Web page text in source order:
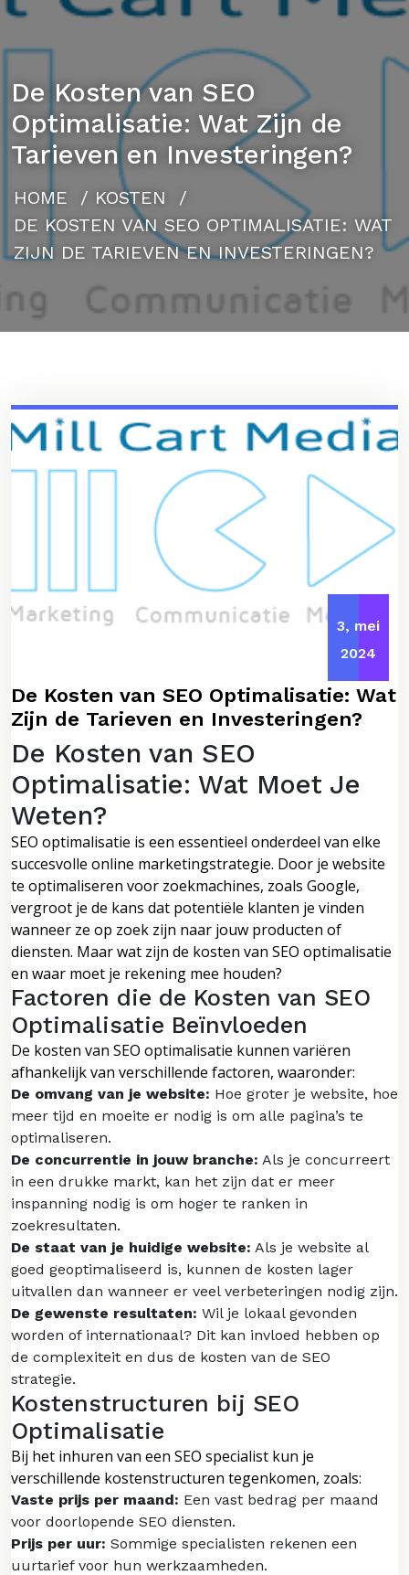
De Kosten van SEO
Optimalisatie: Wat Zijn de
Tarieven en Investeringen?
HOME / KOSTEN /
DE KOSTEN VAN SEO OPTIMALISATIE: WAT
ZIJN DE TARIEVEN EN INVESTERINGEN?
3, mei
2024
De Kosten van SEO Optimalisatie: Wat
Zijn de Tarieven en Investeringen?
De Kosten van SEO
Optimalisatie: Wat Moet Je
Weten?
SEO optimalisatie is een essentieel onderdeel van elke
succesvolle online marketingstrategie. Door je website
te optimaliseren voor zoekmachines, zoals Google,
vergroot je de kans dat potentiële klanten je vinden
wanneer ze op zoek zijn naar jouw producten of
diensten. Maar wat zijn de kosten van SEO optimalisatie
en waar moet je rekening mee houden?
Factoren die de Kosten van SEO
Optimalisatie Beïnvloeden
De kosten van SEO optimalisatie kunnen variëren
afhankelijk van verschillende factoren, waaronder:
De omvang van je website: Hoe groter je website, hoe
meer tijd en moeite er nodig is om alle pagina’s te
optimaliseren.
De concurrentie in jouw branche: Als je concurreert
in een drukke markt, kan het zijn dat er meer
inspanning nodig is om hoger te ranken in
zoekresultaten.
De staat van je huidige website: Als je website al
goed geoptimaliseerd is, kunnen de kosten lager
uitvallen dan wanneer er veel verbeteringen nodig zijn.
De gewenste resultaten: Wil je lokaal gevonden
worden of internationaal? Dit kan invloed hebben op
de complexiteit en dus de kosten van de SEO
strategie.
Kostenstructuren bij SEO
Optimalisatie
Bij het inhuren van een SEO specialist kun je
verschillende kostenstructuren tegenkomen, zoals:
Vaste prijs per maand: Een vast bedrag per maand
voor doorlopende SEO diensten.
Prijs per uur: Sommige specialisten rekenen een
uurtarief voor hun werkzaamheden.